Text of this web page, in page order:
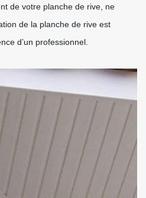
de votre planche de rive, ne
de la planche de rive est
d’un professionnel.